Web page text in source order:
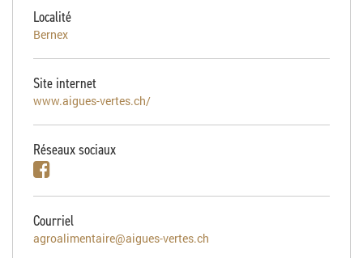
Localité
Bernex
Site internet
www.aigues-vertes.ch/
Réseaux sociaux
Courriel
agroalimentaire@aigues-vertes.ch